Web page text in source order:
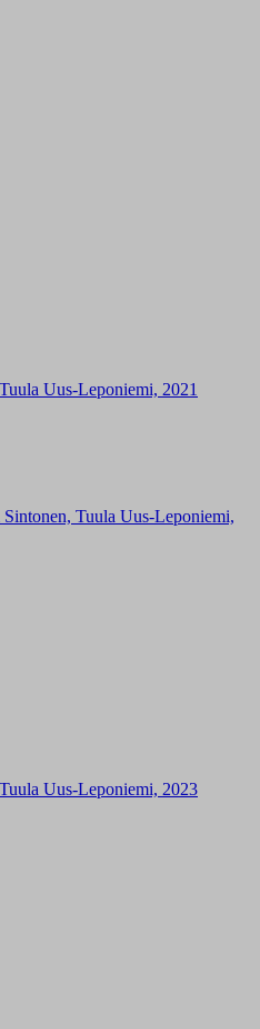
Uus-Leponiemi, 2021
Tuula Uus-Leponiemi,
Uus-Leponiemi, 2023